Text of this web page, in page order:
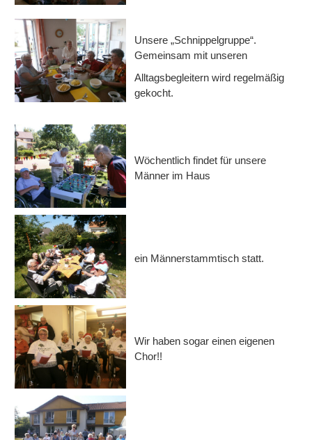
Unsere „Schnippelgruppe“.
Gemeinsam mit unseren
Alltagsbegleitern wird regelmäßig
gekocht.
Wöchentlich findet für unsere
Männer im Haus
ein Männerstammtisch statt.
Wir haben sogar einen eigenen
Chor!!